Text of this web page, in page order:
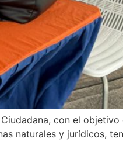
con el objetivo
naturales y jurídicos,